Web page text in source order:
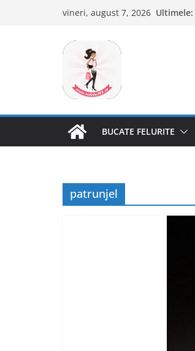
vineri, august 7, 2026 Ultimele:
BUCATE FELURITE
patrunjel